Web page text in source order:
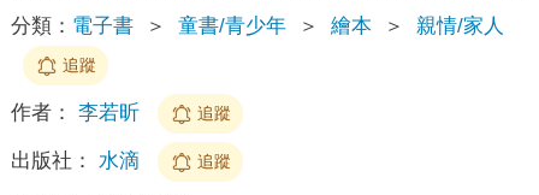
分類： 電子書 ＞ 童書/青少年 ＞ 繪本 ＞ 親情/家人
追蹤
作者： 李若昕 追蹤
出版社： 水滴 追蹤